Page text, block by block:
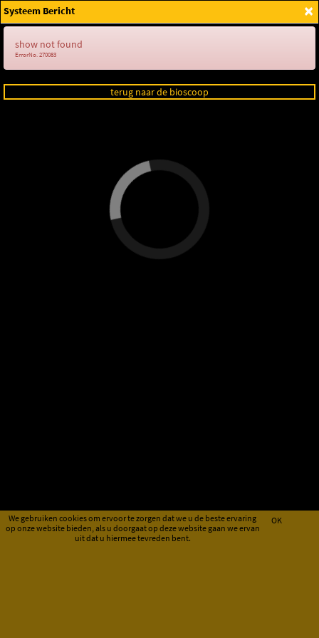
Login
We gebruiken cookies om ervoor te zorgen dat we u de beste ervaring
op onze website bieden, als u doorgaat op deze website gaan we ervan
uit dat u hiermee tevreden bent.
OK
×
Systeem Bericht
show not found
ErrorNo. 270083
terug naar de bioscoop